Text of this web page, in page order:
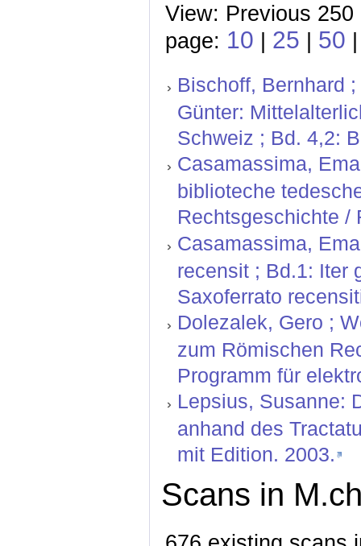
View: Previous
page: 10 | 25 | 50
Bischoff, Bernhard
Günter:
Schweiz ; Bd. 4,2:
Casamassima,
biblioteche
Rechtsgeschichte /
Casamassima,
recensit ; Bd.1: Iter
Saxoferrato
Dolezalek, Gero ;
zum Römischen
Programm für
Lepsius, Susanne:
anhand des
mit Edition. 2003.
Scans in